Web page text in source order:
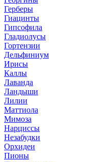
Герберы
Гиацинты
Гипсофила
Гладиолусы
Гортензии
Дельфиниум
Ирисы
Каллы
Лаванда
Ландыши
Лилии
Маттиола
Мимоза
Нарциссы
Незабудки
Орхидеи
Пионы